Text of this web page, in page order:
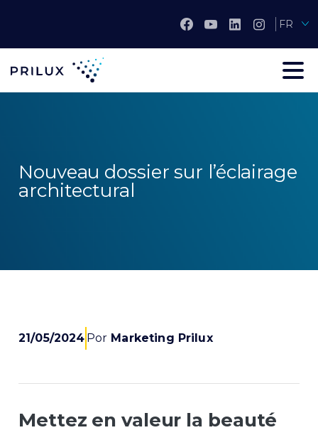
FR
Nouveau dossier sur l’éclairage
architectural
21/05/2024 Por Marketing Prilux
Mettez en valeur la beauté